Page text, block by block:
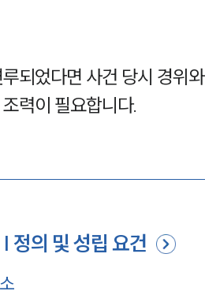
되었다면 사건 당시 경위
력이 필요합니다.
정의 및 성립 요건